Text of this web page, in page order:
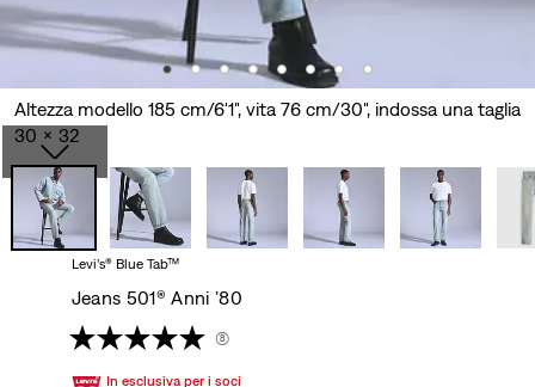
Altezza modello 185 cm/6'1", vita 76 cm/30", indossa una taglia
30 x 32
Levi’s® Blue Tab™
Jeans 501® Anni ’80
(8)
In esclusiva per i soci